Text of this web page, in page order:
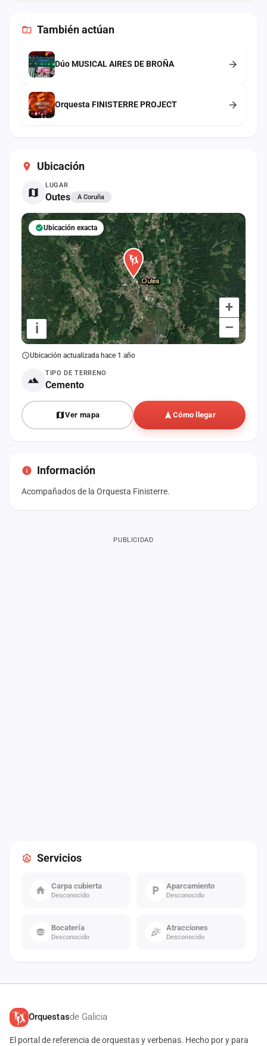
Ubicación
LUGAR
Outes A Coruña
+
–
i
Ubicación exacta
Ubicación actualizada hace 1 año
TIPO DE TERRENO
Cemento
Ver mapa Cómo llegar
Información
Acompañados de la Orquesta Finisterre.
Servicios
Carpa cubierta
Desconocido
Aparcamiento
Desconocido
Bocatería
Desconocido
Atracciones
Desconocido
Tambiénactúan
Dúo MUSICAL AIRES DE BROÑA
Orquesta FINISTERRE PROJECT
PUBLICIDAD
Orquestasde Galicia
El portal de referencia de orquestas y verbenas. Hecho por y para